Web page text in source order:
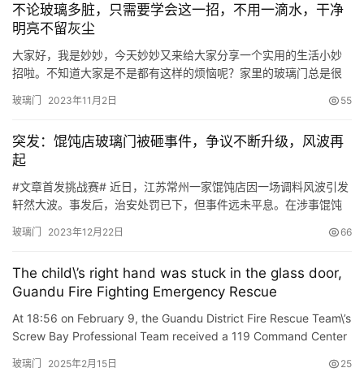
不论玻璃多脏，只需要学会这一招，不用一滴水，干净
明亮不留灰尘
大家好，我是妙妙，今天妙妙又来给大家分享一个实用的生活小妙
招啦。不知道大家是不是都有这样的烦恼呢？家里的玻璃门总是很
层水渍，干了之后特别难看。今天妙妙就教大家两个小方法，就可
就跟新买的一样，如果想知道这两个方法是什么的话，赶紧跟着妙
妙一起来看看…
玻璃门 2023年11月2日 55
突发：馄饨店玻璃门被砸事件，争议不断升级，风波再
起
#文章首发挑战赛# 近日，江苏常州一家馄饨店因一场调料风波引发
轩然大波。事发后，治安处罚已下，但事件远未平息。在涉事馄饨
这一事件从最初的饮食纠纷逐渐升级，已经超出单纯的商业纠纷范
社交媒体上的激烈讨论。一些网友纷纷表达对店家的不满，甚至有
人…
玻璃门 2023年12月22日 66
The child\’s right hand was stuck in the glass door,
Guandu Fire Fighting Emergency Rescue
At 18:56 on February 9, the Guandu District Fire Rescue Team\’s
Screw Bay Professional Team received a 119 Command Center
玻璃门 2025年2月15日 25